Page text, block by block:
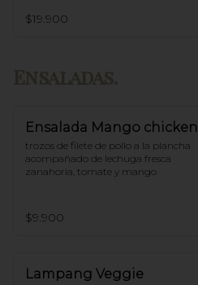
Salsa de Maní y Soja spicy.
$19.900
Ensaladas.
Ensalada Mango chicken
trozos de filete de pollo a la plancha
acompañado de lechuga fresca
zanahoria, tomate y mango
$9.900
Lampang Veggie